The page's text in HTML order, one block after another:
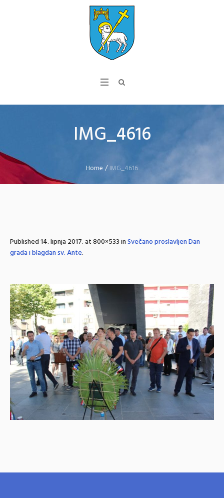
IMG_4616
Home /IMG_4616
Published14. lipnja 2017.at 800×533 inSvečano proslavljen Dan
grada i blagdan sv. Ante.